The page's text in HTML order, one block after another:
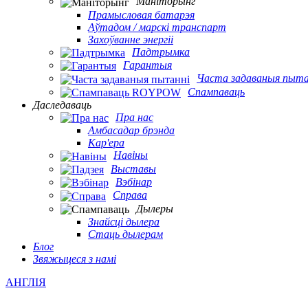
Прамысловая батарэя
Аўтадом / марскі транспарт
Захоўванне энергіі
Падтрымка
Гарантыя
Часта задаваныя
Спампаваць
Даследаваць
Пра нас
Амбасадар брэнда
Кар'ера
Навіны
Выставы
Вэбінар
Справа
Дылеры
Знайсці дылера
Стаць дылерам
Блог
Звяжыцеся з намі
АНГЛІЯ